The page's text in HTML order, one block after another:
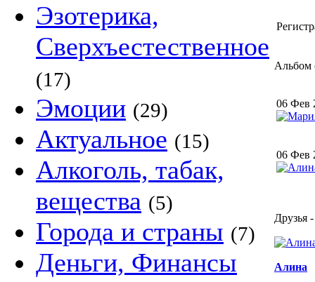
Эзотерика,
Сверхъестественное
(17)
Эмоции (29)
Актуальное (15)
Алкоголь, табак,
вещества (5)
Города и страны (7)
Деньги, Финансы
Альбом
06 Фев
06 Фев
Друзья
Алина